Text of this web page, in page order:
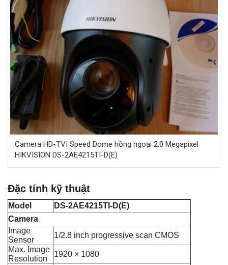
Camera HD-TVI Speed Dome hồng ngoại 2.0 Megapixel
HIKVISION DS-2AE4215TI-D(E)
Đặc tính kỹ thuật
Model
DS-2AE4215TI-D(E)
Camera
Image
Sensor
1/2.8 inch progressive scan CMOS
Max. Image
Resolution
1920 × 1080